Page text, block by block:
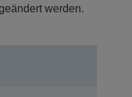
werden.